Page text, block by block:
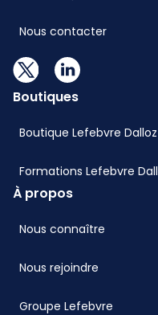
Nous contacter
Boutiques
Boutique Lefebvre Dalloz
Formations Lefebvre
À propos
Nous connaître
Nous rejoindre
Groupe Lefebvre